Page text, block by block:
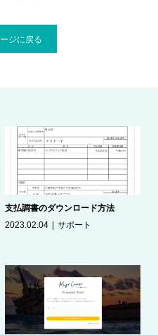
ジに戻る
支払調書のダウンロード方法
2023.02.04
サポート